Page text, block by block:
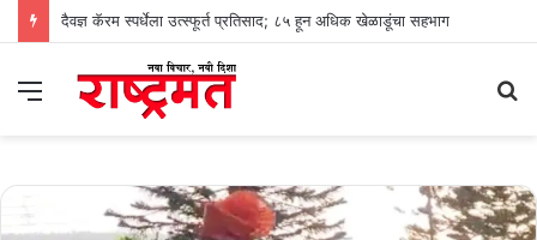
दैवज्ञ कॅरम स्पर्धेला उत्स्फूर्त प्रतिसाद; ८५ हून अधिक खेळाडूंचा सहभाग
Menu